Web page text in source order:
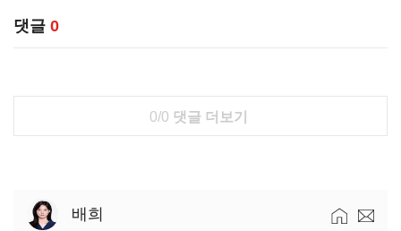
댓글 0
0/0 댓글 더보기
배희